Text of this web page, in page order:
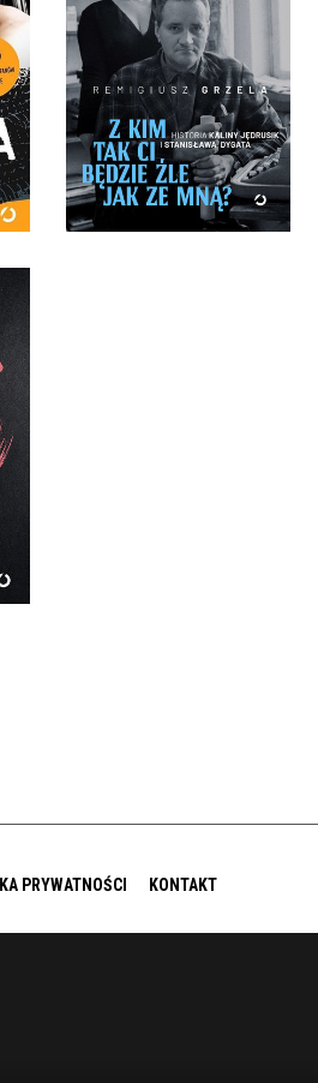
Z KIM TAK CI BĘDZIE ŹLE
JAK ZE MNĄ?
REMIGIUSZ GRZELA
OPRAWA TWARDA
49,99 ZŁ
PRYWATNOŚCI KONTAKT